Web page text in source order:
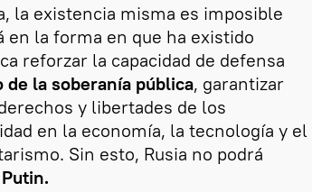
la existencia misma es imposible
en la forma en que ha existido
reforzar la capacidad de defensa
la soberanía pública, garantizar
y libertades de los
en la economía, la tecnología y el
Sin esto, Rusia no podrá